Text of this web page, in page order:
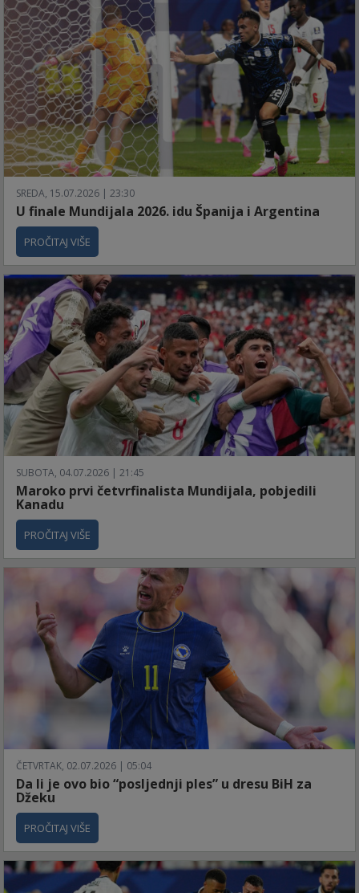
SREDA, 15.07.2026 | 23:30
U finale Mundijala 2026. idu Španija i Argentina
PROČITAJ VIŠE
SUBOTA, 04.07.2026 | 21:45
Maroko prvi četvrfinalista Mundijala, pobjedili
Kanadu
PROČITAJ VIŠE
ČETVRTAK, 02.07.2026 | 05:04
Da li je ovo bio “posljednji ples” u dresu BiH za
Džeku
PROČITAJ VIŠE